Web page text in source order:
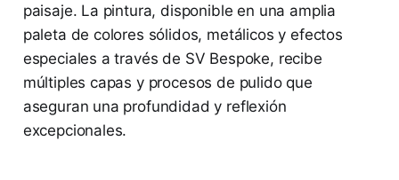
paisaje. La pintura, disponible en una amplia
paleta de colores sólidos, metálicos y efectos
especiales a través de SV Bespoke, recibe
múltiples capas y procesos de pulido que
aseguran una profundidad y reflexión
excepcionales.